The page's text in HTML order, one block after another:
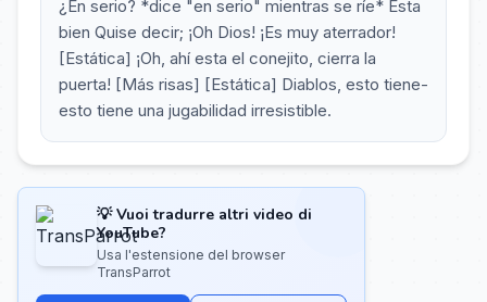
¿En serio? *dice "en serio" mientras se ríe* Esta
bien Quise decir; ¡Oh Dios! ¡Es muy aterrador!
[Estática] ¡Oh, ahí esta el conejito, cierra la
puerta! [Más risas] [Estática] Diablos, esto tiene-
esto tiene una jugabilidad irresistible.
💡 Vuoi tradurre altri video di
YouTube?
Usa l'estensione del browser
TransParrot